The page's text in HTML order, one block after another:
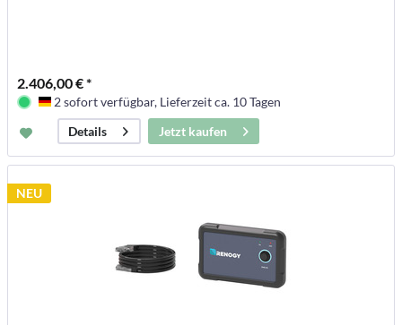
2.406,00 € *
Deutschland
2 sofort verfügbar, Lieferzeit ca. 10 Tagen
Details
Jetzt kaufen
NEU